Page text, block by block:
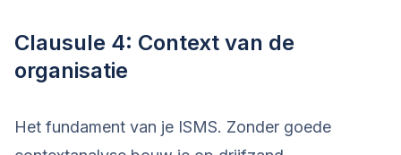
Clausule 4: Context van de
organisatie
Het fundament van je ISMS. Zonder goede